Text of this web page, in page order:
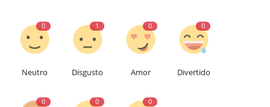
0
Neutro
1
Disgusto
0
Amor
0
Divertido
0 0 0